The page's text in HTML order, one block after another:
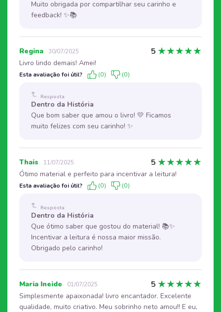
Muito obrigada por compartilhar seu carinho e
feedback! ✨📚
Regina 30/07/2025 5 ★★★★★
Livro lindo demais! Amei!
Esta avaliação foi útil? (0) (0)
Resposta
Dentro da História
Que bom saber que amou o livro! 💛 Ficamos
muito felizes com seu carinho! ✨
Thais 11/07/2025 5 ★★★★★
Ótimo material e perfeito para incentivar a leitura!
Esta avaliação foi útil? (0) (0)
Resposta
Dentro da História
Que ótimo saber que gostou do material! 📚✨
Incentivar a leitura é nossa maior missão.
Obrigado pelo carinho!
Maria Ineide 01/07/2025 5 ★★★★★
Simplesmente apaixonada! livro encantador. Excelente
qualidade, muito criativo. Meu sobrinho neto amou!! E eu,